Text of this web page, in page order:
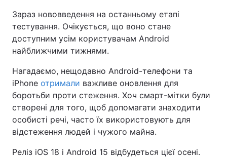
Зараз нововведення на останньому етапі
тестування. Очікується, що воно стане
доступним усім користувачам Android
найближчими тижнями.
Нагадаємо, нещодавно Android-телефони та
iPhone отримали важливе оновлення для
боротьби проти стеження. Хоч смарт-мітки були
створені для того, щоб допомагати знаходити
особисті речі, часто їх використовують для
відстеження людей і чужого майна.
Реліз iOS 18 і Android 15 відбудеться цієї осені.